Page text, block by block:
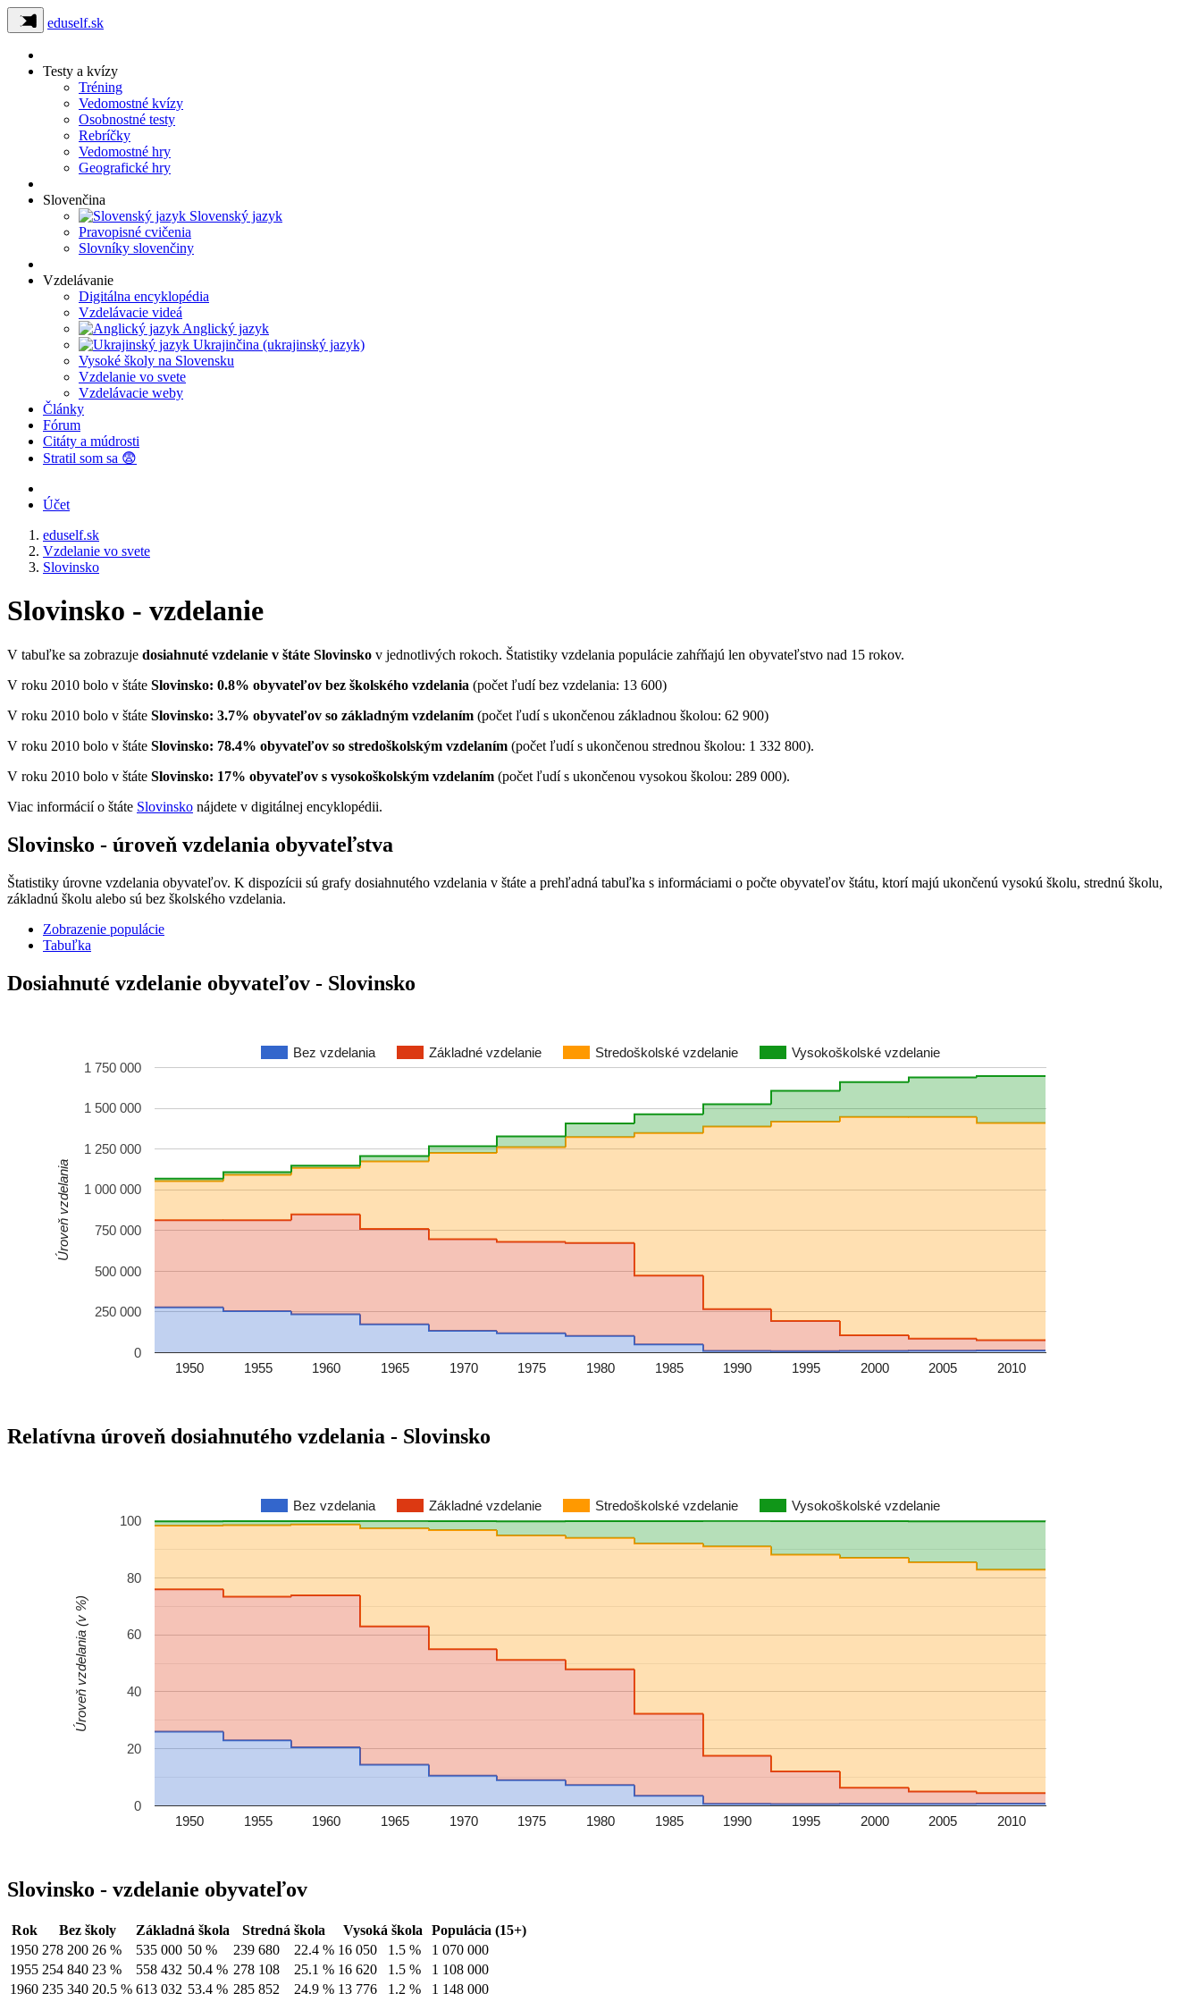
eduself.sk
Testy a kvízy
Tréning
Vedomostné kvízy
Osobnostné testy
Rebríčky
Vedomostné hry
Geografické hry
Slovenčina
Slovenský jazyk
Pravopisné cvičenia
Slovníky slovenčiny
Vzdelávanie
Digitálna encyklopédia
Vzdelávacie videá
Anglický jazyk
Ukrajinčina (ukrajinský jazyk)
Vysoké školy na Slovensku
Vzdelanie vo svete
Vzdelávacie weby
Články
Fórum
Citáty a múdrosti
Stratil som sa 😨
Účet
eduself.sk
Vzdelanie vo svete
Slovinsko
Slovinsko - vzdelanie
V tabuľke sa zobrazuje dosiahnuté vzdelanie v štáte Slovinsko v jednotlivých rokoch. Štatistiky vzdelania populácie zahŕňajú len obyvateľstvo nad 15 rokov.
V roku 2010 bolo v štáte Slovinsko: 0.8% obyvateľov bez školského vzdelania (počet ľudí bez vzdelania: 13 600)
V roku 2010 bolo v štáte Slovinsko: 3.7% obyvateľov so základným vzdelaním (počet ľudí s ukončenou základnou školou: 62 900)
V roku 2010 bolo v štáte Slovinsko: 78.4% obyvateľov so stredoškolským vzdelaním (počet ľudí s ukončenou strednou školou: 1 332 800).
V roku 2010 bolo v štáte Slovinsko: 17% obyvateľov s vysokoškolským vzdelaním (počet ľudí s ukončenou vysokou školou: 289 000).
Viac informácií o štáte Slovinsko nájdete v digitálnej encyklopédii.
Slovinsko - úroveň vzdelania obyvateľstva
Štatistiky úrovne vzdelania obyvateľov. K dispozícii sú grafy dosiahnutého vzdelania v štáte a prehľadná tabuľka s informáciami o počte obyvateľov štátu, ktorí majú ukončenú vysokú školu, strednú školu,
základnú školu alebo sú bez školského vzdelania.
Zobrazenie populácie
Tabuľka
Dosiahnuté vzdelanie obyvateľov - Slovinsko
Bez vzdelania Základné vzdelanie Stredoškolské vzdelanie Vysokoškolské vzdelanie
1950 1955 1960 1965 1970 1975 1980 1985 1990 1995 2000 2005 2010
0
250 000
500 000
750 000
1 000 000
1 250 000
1 500 000
1 750 000
Úroveň vzdelania
Relatívna úroveň dosiahnutého vzdelania - Slovinsko
Bez vzdelania Základné vzdelanie Stredoškolské vzdelanie Vysokoškolské vzdelanie
1950 1955 1960 1965 1970 1975 1980 1985 1990 1995 2000 2005 2010
0
20
40
60
80
100
Úroveň vzdelania (v %)
Slovinsko - vzdelanie obyvateľov
Rok Bez školy Základná škola Stredná škola Vysoká škola
Populácia (15+)
1950 278 200 26 % 535 000 50 % 239 680 22.4 % 16 050 1.5 %
1 070 000
1955 254 840 23 % 558 432 50.4 % 278 108 25.1 % 16 620 1.5 %
1 108 000
1960 235 340 20.5 % 613 032 53.4 % 285 852 24.9 % 13 776 1.2 %
1 148 000